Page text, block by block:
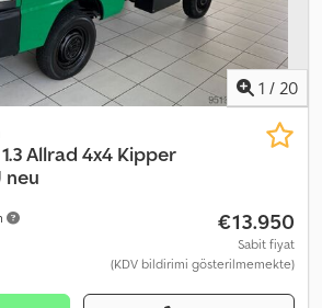
satış yerinden kaliteli ikinci el araçlar!!! --
Cuma 10:00 - 18:00 ve Cumartesi 10:00
1 / 20
Allrad 4x4 Kipper
neu
€13.950
Sabit fiyat
(KDV bildirimi gösterilmemekte)